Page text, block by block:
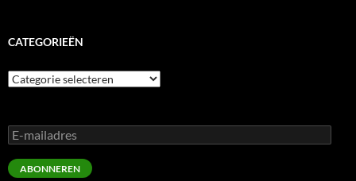
CATEGORIEËN
Categorieën
E-
mailadres
ABONNEREN